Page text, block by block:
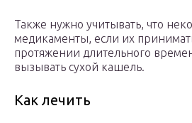
Также нужно учитывать, что
медикаменты, если их
протяжении длительного
вызывать сухой кашель.
Как лечить